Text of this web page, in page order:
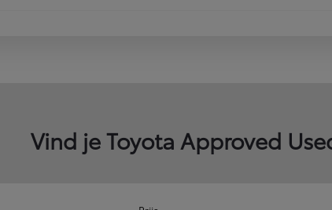
Vind je Toyota Approved